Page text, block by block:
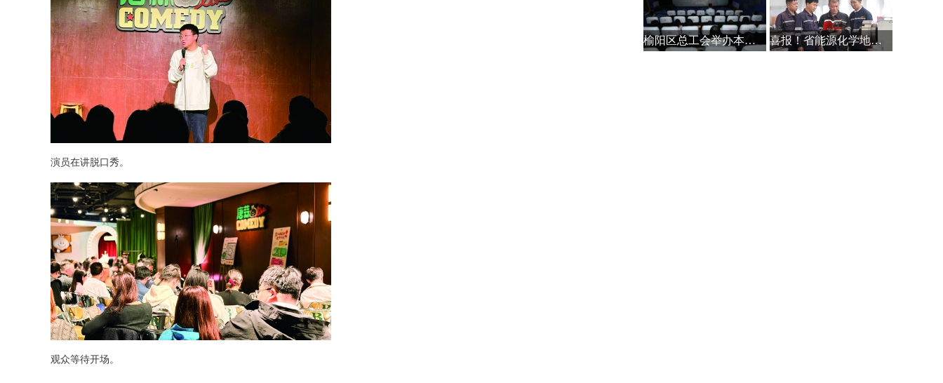
演员在讲脱口秀。
观众等待开场。
榆阳区总工会举办本土作家白保林创 喜报！省能源化学地质工会系统主题